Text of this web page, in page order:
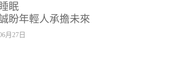
眠
盼年輕人承擔未來
月27日